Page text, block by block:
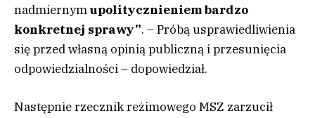
nadmiernymupolitycznieniem bardzo
konkretnej sprawy”. – Próbą usprawiedliwienia
się przed własną opinią publiczną i przesunięcia
odpowiedzialności – dopowiedział.
Następnie rzecznik reżimowego MSZ zarzucił